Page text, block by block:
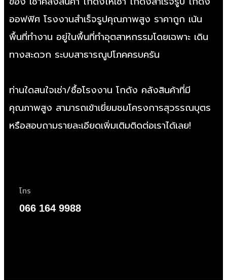
ออฟฟิศ โรงงานสำเร็จรูปคุณภาพสูง ราคาถูก เน้น
พื้นที่ทำงาน อยู่ในพื้นที่ทำอุตสาหกรรมโดยเฉพาะ เดิน
ทางสะดวก ระบบสาธารณูปโภคครบครัน
ท่านใดสนใจเช่า/ซื้อโรงงาน โกดัง คลังสินค้าที่มี
คุณภาพสูง สามารถเข้าเยี่ยมชมโครงการสุวรรณบุตร
หรือสอบถามรายละเอียดเพิ่มเติมติดต่อเราได้เลย!
โทร
066 164 9988